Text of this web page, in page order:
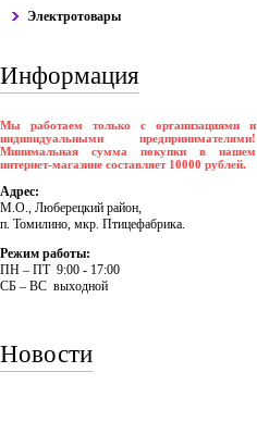
Электротовары
Информация
Мы работаем только с организациями и
индивидуальными предпринимателями!
Минимальная сумма покупки в нашем
интернет-магазине составляет 10000 рублей.
Адрес:
М.О., Люберецкий район,
п. Томилино, мкр. Птицефабрика.
Режим работы:
ПH – ПT 9:00 - 17:00
CБ – BC выходной
Новости